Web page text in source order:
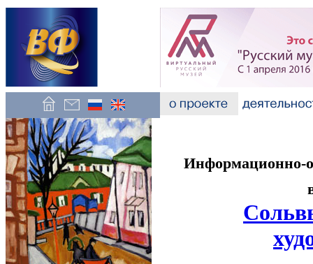
Информационно-